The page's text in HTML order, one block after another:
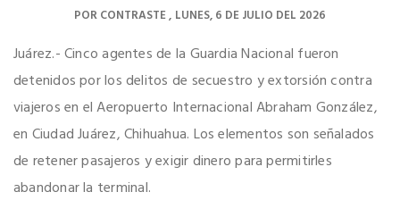
PORCONTRASTE LUNES, 6 DE JULIO DEL 2026
Juárez.- Cinco agentes de la Guardia Nacional fueron
detenidos por los delitos de secuestro y extorsión contra
viajeros en el Aeropuerto Internacional Abraham González,
en Ciudad Juárez, Chihuahua. Los elementos son señalados
de retener pasajeros y exigir dinero para permitirles
abandonar la terminal.